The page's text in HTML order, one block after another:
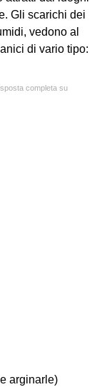
Gli scarichi dei
vedono al
di vario tipo:
completa su
arginarle)